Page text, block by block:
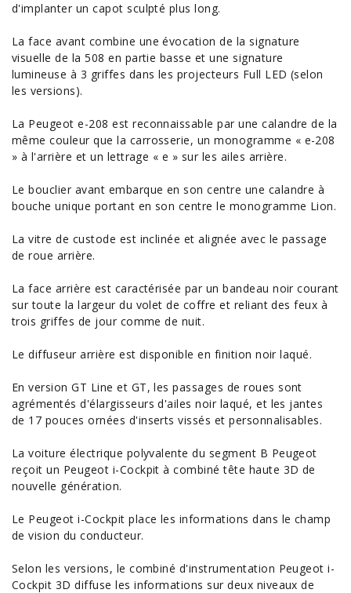
d'implanter un capot sculpté plus long.
La face avant combine une évocation de la signature
visuelle de la508 en partie basse et une signature
lumineuse à 3 griffes dans les projecteurs Full LED (selon
les versions).
La Peugeot e-208 est reconnaissable par une calandre de la
même couleur que la carrosserie, un monogramme « e-208
» à l'arrière et un lettrage « e » sur les ailes arrière.
Le bouclier avant embarque en son centre une calandre à
bouche unique portant en son centre le monogramme Lion.
La vitre de custode est inclinée et alignée avec le passage
de roue arrière.
La face arrière est caractérisée par un bandeau noir courant
sur toute la largeur du volet de coffre et reliant des feux à
trois griffes de jour comme de nuit.
Le diffuseur arrière est disponible en finition noir laqué.
En version GT Line et GT, les passages de roues sont
agrémentés d'élargisseurs d'ailes noir laqué, et les jantes
de 17 pouces ornées d'inserts vissés et personnalisables.
Lavoiture électrique polyvalente du segment B Peugeot
reçoit un Peugeot i-Cockpit à combiné tête haute 3D de
nouvelle génération.
Le Peugeot i-Cockpit place les informations dans le champ
de vision du conducteur.
Selon les versions, le combiné d'instrumentation Peugeot i-
Cockpit 3D diffuse les informations sur deux niveaux de